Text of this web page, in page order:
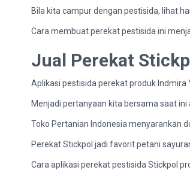
Bila kita campur dengan pestisida, lihat
Cara membuat perekat pestisida ini
Jual Perekat
Aplikasi pestisida perekat produk
Menjadi pertanyaan kita bersama saat
Toko Pertanian Indonesia menyarankan
Perekat Stickpol jadi favorit petani
Cara aplikasi perekat pestisida Stickpol